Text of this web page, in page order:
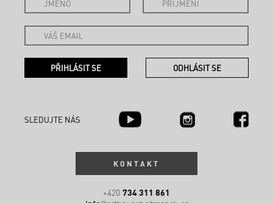
SLEDUJTE NÁS
KONTAKT
+420 734 311 861